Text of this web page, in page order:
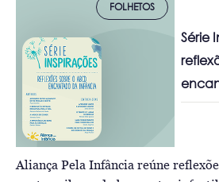
FOLHETOS
Série
Aliança Pela Infância reúne